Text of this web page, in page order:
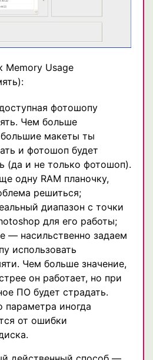
Memory Usage
фотошопу
Чем больше
макеты ты
и фотошоп будет
(да и не только фотошоп).
одну RAM планочку,
решиться;
диапазон с точки
для его работы;
— насильственно задаем
использовать
Чем больше значение,
он работает, но при
ПО будет страдать.
параметра иногда
от ошибки